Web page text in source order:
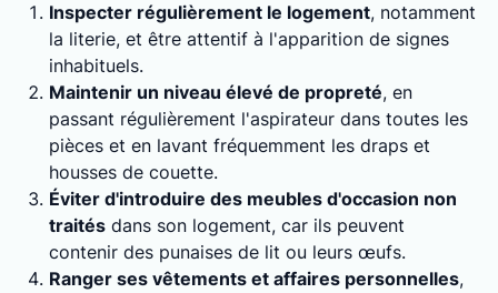
Inspecter régulièrement le logement, notamment
la literie, et être attentif à l'apparition de signes
inhabituels.
Maintenir un niveau élevé de propreté, en
passant régulièrement l'aspirateur dans toutes les
pièces et en lavant fréquemment les draps et
housses de couette.
Éviter d'introduire des meubles d'occasion non
traités dans son logement, car ils peuvent
contenir des punaises de lit ou leurs œufs.
Ranger ses vêtements et affaires personnelles,